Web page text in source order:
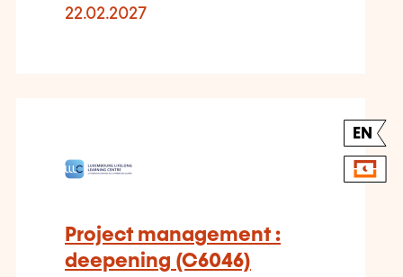
22.02.2027
EN
Project management :
deepening (C6046)